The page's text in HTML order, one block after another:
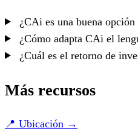
¿CAi es una buena
¿Cómo adapta CAi el
¿Cuál es el retorno de
Más recursos
📍 Ubicación →